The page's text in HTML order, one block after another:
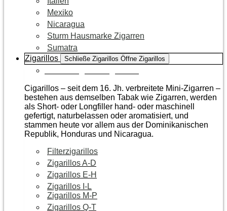
Mexiko
Nicaragua
Sturm Hausmarke Zigarren
Sumatra
Zigarillos
Schließe Zigarillos Öffne Zigarillos
Cigarillos – seit dem 16. Jh. verbreitete Mini-Zigarren –
bestehen aus demselben Tabak wie Zigarren, werden
als Short- oder Longfiller hand- oder maschinell
gefertigt, naturbelassen oder aromatisiert, und
stammen heute vor allem aus der Dominikanischen
Republik, Honduras und Nicaragua.
Filterzigarillos
Zigarillos A-D
Zigarillos E-H
Zigarillos I-L
Zigarillos M-P
Zigarillos Q-T